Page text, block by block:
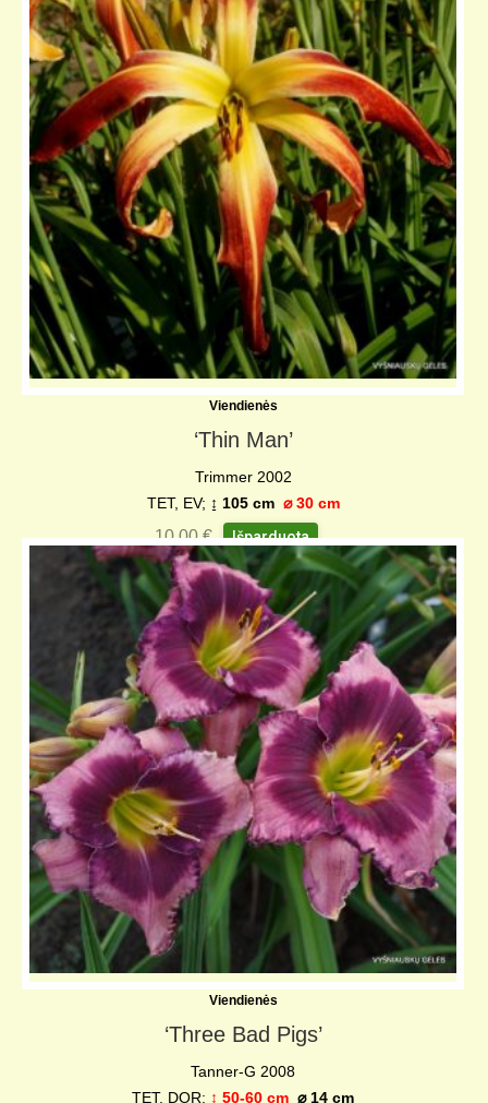
Viendienės
‘Thin Man’
Trimmer 2002
TET, EV; ↨ 105 cm ⌀ 30 cm
10,00€ Išparduota
Viendienės
‘Three Bad Pigs’
Tanner-G 2008
TET, DOR; ↨ 50-60 cm ⌀ 14 cm